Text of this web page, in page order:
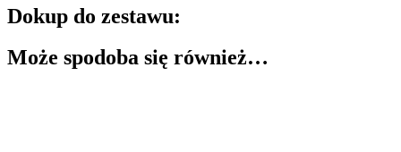
Dokup do zestawu:
Może spodoba się również…